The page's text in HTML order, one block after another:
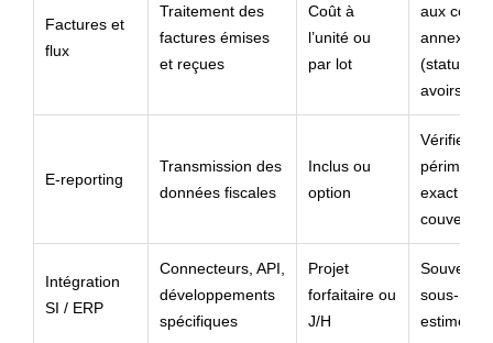
Factures et
flux
Traitement des
factures émises
et reçues
Coût à
l’unité ou
par lot
aux coûts
annexes
(statuts,
avoirs)
E-reporting
Transmission des
données fiscales
Inclus ou
option
Vérifier le
périmètre
exact
couvert
Intégration
SI / ERP
Connecteurs, API,
développements
spécifiques
Projet
forfaitaire ou
J/H
Souvent
sous-
estimé